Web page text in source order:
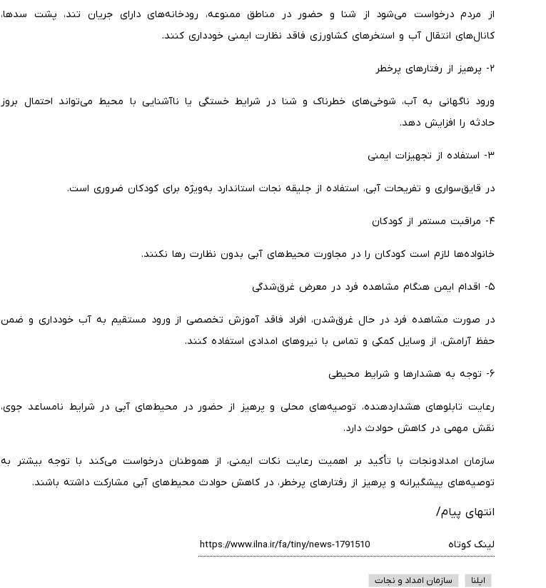
از مردم درخواست می‌شود از شنا و حضور در مناطق ممنوعه، رودخانه‌های دارای جریان تند، پشت سدها،
کانال‌های انتقال آب و استخرهای کشاورزی فاقد نظارت ایمنی خودداری کنند.
۲- پرهیز از رفتارهای پرخطر
ورود ناگهانی به آب، شوخی‌های خطرناک و شنا در شرایط خستگی یا ناآشنایی با محیط می‌تواند احتمال بروز
حادثه را افزایش دهد.
۳- استفاده از تجهیزات ایمنی
در قایق‌سواری و تفریحات آبی، استفاده از جلیقه نجات استاندارد به‌ویژه برای کودکان ضروری است.
۴- مراقبت مستمر از کودکان
خانواده‌ها لازم است کودکان را در مجاورت محیط‌های آبی بدون نظارت رها نکنند.
۵- اقدام ایمن هنگام مشاهده فرد در معرض غرق‌شدگی
در صورت مشاهده فرد در حال غرق‌شدن، افراد فاقد آموزش تخصصی از ورود مستقیم به آب خودداری و ضمن
حفظ آرامش، از وسایل کمکی و تماس با نیروهای امدادی استفاده کنند.
۶- توجه به هشدارها و شرایط محیطی
رعایت تابلوهای هشداردهنده، توصیه‌های محلی و پرهیز از حضور در محیط‌های آبی در شرایط نامساعد جوی،
نقش مهمی در کاهش حوادث دارد.
سازمان امدادونجات با تأکید بر اهمیت رعایت نکات ایمنی، از هموطنان درخواست می‌کند با توجه بیشتر به
توصیه‌های پیشگیرانه و پرهیز از رفتارهای پرخطر، در کاهش حوادث محیط‌های آبی مشارکت داشته باشند.
انتهای پیام/
لینک کوتاه
ایلنا سازمان امداد و نجات